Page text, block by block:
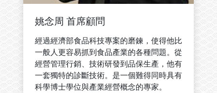
姚念周 首席顧問
經過經濟部食品科技專案的磨鍊，使得他比
一般人更容易抓到食品產業的各種問題。從
經營管理行銷、技術研發到品保生產，他有
一套獨特的診斷技術。是一個難得同時具有
科學博士學位與產業經營概念的專家。